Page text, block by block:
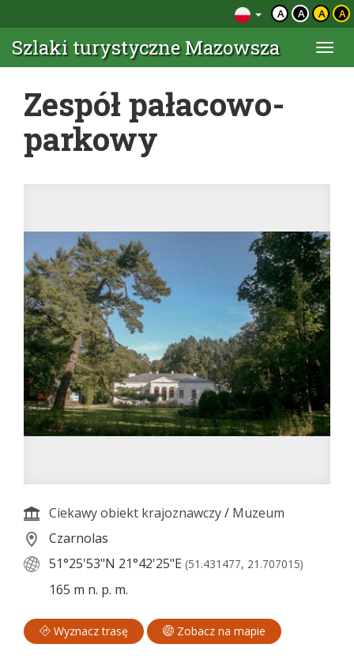
A A A A
Szlaki turystyczne Mazowsza
Zespół pałacowo-
parkowy
Ciekawy obiekt krajoznawczy/ Muzeum
Czarnolas
51°25'53"N 21°42'25"E (51.431477, 21.707015)
165 m n. p. m.
Wyznacz trasę Zobacz na mapie